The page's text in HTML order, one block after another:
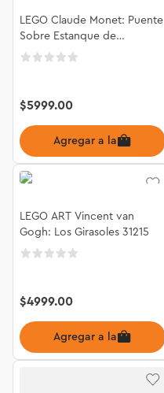
LEGO Claude Monet: Puente
Sobre Estanque de
Nenúfares 31220
$5999.00
Agregar a la bolsa
LEGO ART Vincent van
Gogh: Los Girasoles 31215
$4999.00
Agregar a la bolsa